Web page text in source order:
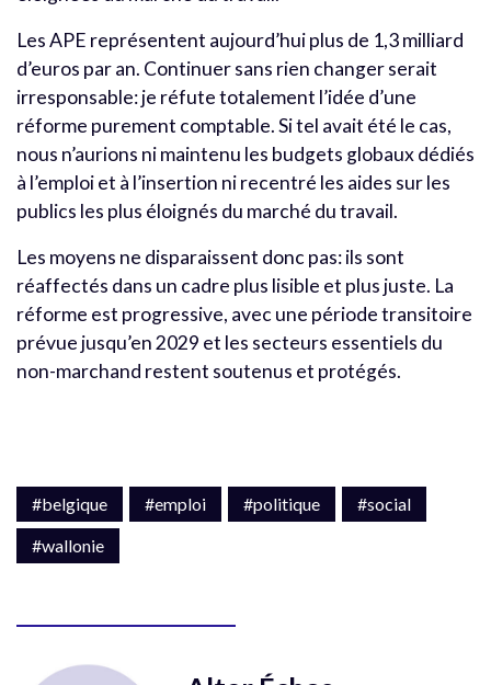
Les APE représentent aujourd’hui plus de 1,3 milliard
d’euros par an. Continuer sans rien changer serait
irresponsable: je réfute totalement l’idée d’une
réforme purement comptable. Si tel avait été le cas,
nous n’aurions ni maintenu les budgets globaux dédiés
à l’emploi et à l’insertion ni recentré les aides sur les
publics les plus éloignés du marché du travail.
Les moyens ne disparaissent donc pas: ils sont
réaffectés dans un cadre plus lisible et plus juste. La
réforme est progressive, avec une période transitoire
prévue jusqu’en 2029 et les secteurs essentiels du
non-marchand restent soutenus et protégés.
#belgique #emploi #politique
#social
#wallonie